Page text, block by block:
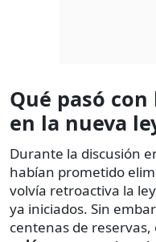
Qué pasó
en la nueva
Durante la discusión
habían prometido
volvía retroactiva la
ya iniciados. Sin
centenas de